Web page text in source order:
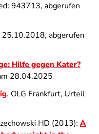
943713, abgerufen
25.10.2018, abgerufen
Hilfe gegen Kater?
28.04.2025
. OLG Frankfurt, Urteil
HD (2013): A